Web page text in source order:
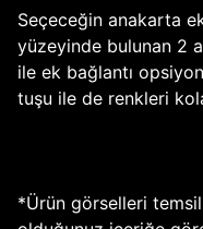
Seçeceğin anakarta
yüzeyinde bulunan 2
ile ek bağlantı
tuşu ile de renkleri
*Ürün görselleri